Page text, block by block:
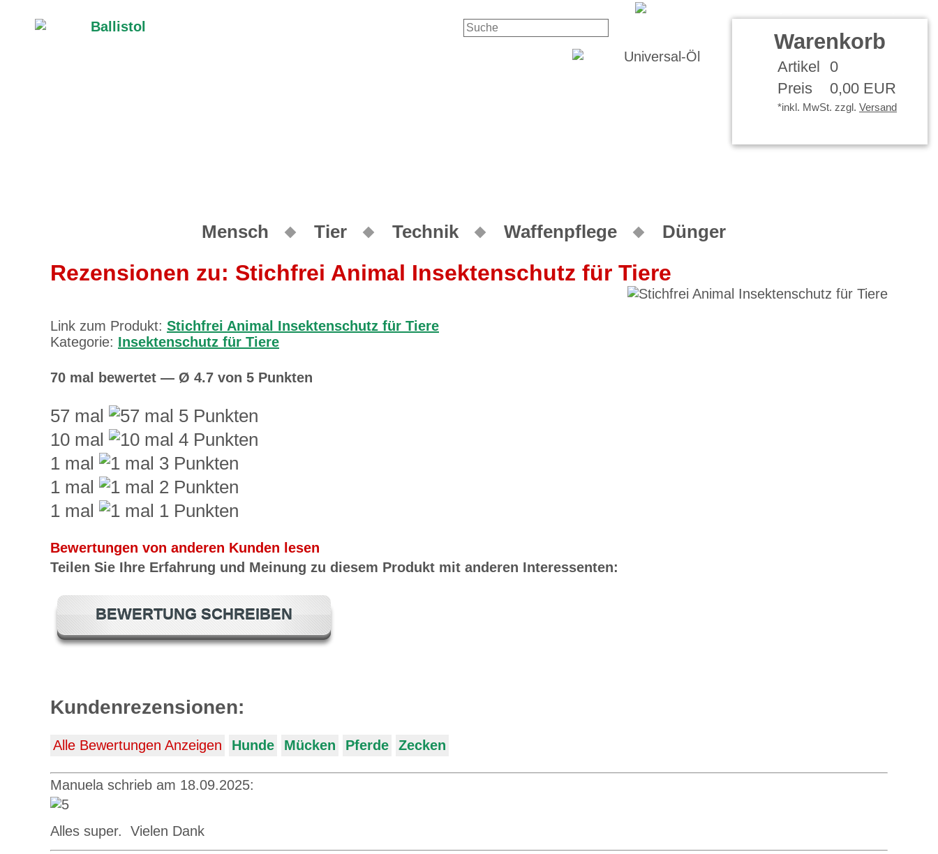
Warenkorb
Artikel
0
Preis
0,00 EUR
*inkl. MwSt. zzgl. Versand
Mensch Tier Technik Waffenpflege Dünger
Rezensionen zu: Stichfrei Animal Insektenschutz für Tiere
Link zum Produkt: Stichfrei Animal Insektenschutz für Tiere
Kategorie: Insektenschutz für Tiere
70 mal bewertet — Ø 4.7 von 5 Punkten
57 mal
10 mal
1 mal
1 mal
1 mal
Bewertungen von anderen Kunden lesen
Teilen Sie Ihre Erfahrung und Meinung zu diesem Produkt mit anderen Interessenten:
BEWERTUNG SCHREIBEN
Kundenrezensionen:
Alle Bewertungen Anzeigen Hunde Mücken Pferde Zecken
Manuela schrieb am 18.09.2025:
Alles super. Vielen Dank